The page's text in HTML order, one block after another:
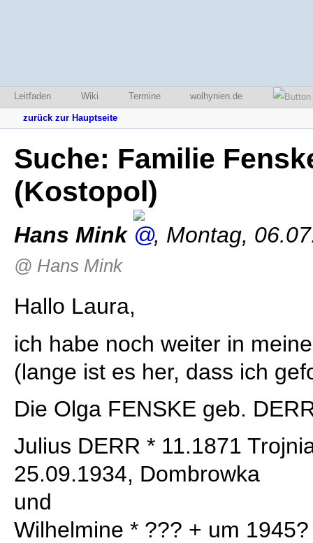
Leitfaden Wiki Termine wolhynien.de
zurück zur Hauptseite
Suche: Familie
(Kostopol)
Hans Mink , Montag,
@ Hans Mink
Hallo Laura,
ich habe noch weiter in
(lange ist es her, dass ich
Die Olga FENSKE geb.
Julius DERR * 11.1871
25.09.1934, Dombrowka
und
Wilhelmine * ??? + um 1945?